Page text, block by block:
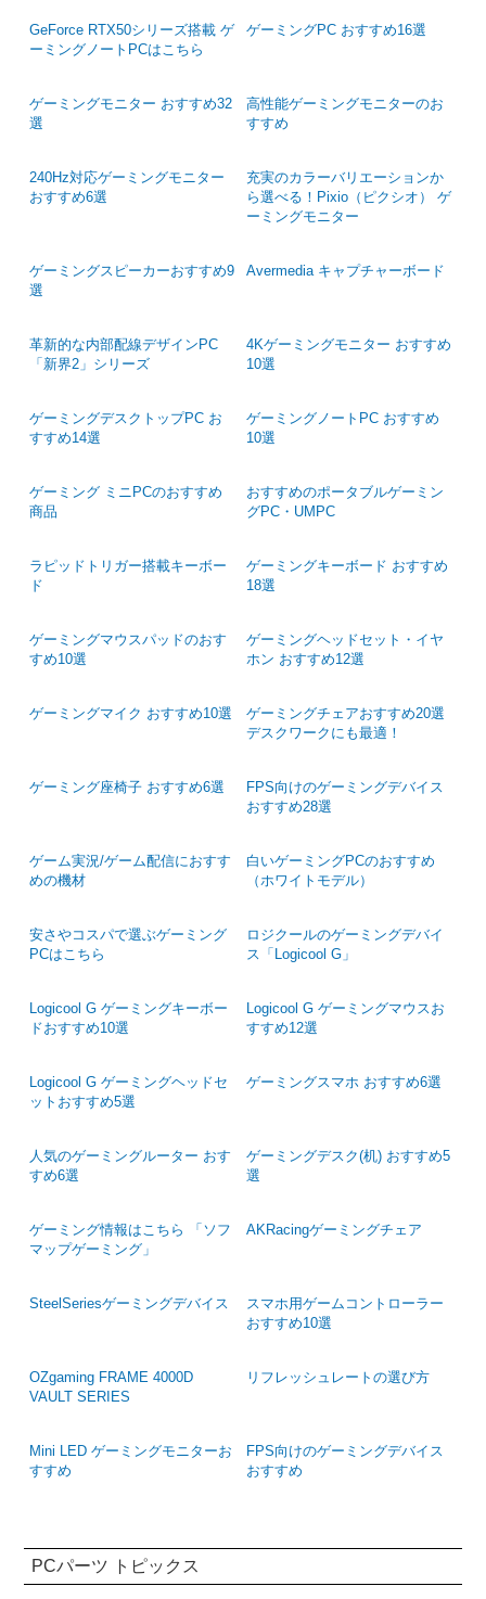
GeForce RTX50シリーズ搭載 ゲ
ーミングノートPCはこちら
ゲーミングPC おすすめ16選
ゲーミングモニター おすすめ32
選
高性能ゲーミングモニターのお
すすめ
240Hz対応ゲーミングモニター
おすすめ6選
充実のカラーバリエーションか
ら選べる！Pixio（ピクシオ） ゲ
ーミングモニター
ゲーミングスピーカーおすすめ9
選
Avermedia キャプチャーボード
革新的な内部配線デザインPC
「新界2」シリーズ
4Kゲーミングモニター おすすめ
10選
ゲーミングデスクトップPC お
すすめ14選
ゲーミングノートPC おすすめ
10選
ゲーミング ミニPCのおすすめ
商品
おすすめのポータブルゲーミン
グPC・UMPC
ラピッドトリガー搭載キーボー
ド
ゲーミングキーボード おすすめ
18選
ゲーミングマウスパッドのおす
すめ10選
ゲーミングヘッドセット・イヤ
ホン おすすめ12選
ゲーミングマイク おすすめ10選
ゲーミングチェアおすすめ20選
デスクワークにも最適！
ゲーミング座椅子 おすすめ6選
FPS向けのゲーミングデバイス
おすすめ28選
ゲーム実況/ゲーム配信におすす
めの機材
白いゲーミングPCのおすすめ
（ホワイトモデル）
安さやコスパで選ぶゲーミング
PCはこちら
ロジクールのゲーミングデバイ
ス「Logicool G」
Logicool G ゲーミングキーボー
ドおすすめ10選
Logicool G ゲーミングマウスお
すすめ12選
Logicool G ゲーミングヘッドセ
ットおすすめ5選
ゲーミングスマホ おすすめ6選
人気のゲーミングルーター おす
すめ6選
ゲーミングデスク(机) おすすめ5
選
ゲーミング情報はこちら 「ソフ
マップゲーミング」
AKRacingゲーミングチェア
SteelSeriesゲーミングデバイス
スマホ用ゲームコントローラー
おすすめ10選
OZgaming FRAME 4000D
VAULT SERIES
リフレッシュレートの選び方
Mini LED ゲーミングモニターお
すすめ
FPS向けのゲーミングデバイス
おすすめ
PCパーツ トピックス